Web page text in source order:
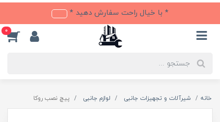
* با خیال راحت سفارش دهید *
0
خانه شیرآلات و تجهیزات جانبی لوازم جانبی پیچ نصب روکا